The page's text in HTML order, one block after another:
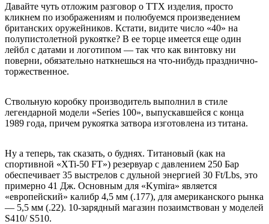
Давайте чуть отложим разговор о ТТХ изделия, просто
кликнем по изображениям и полюбуемся произведением
британских оружейников. Кстати, видите число «40» на
полупистолетной рукоятке? В ее торце имеется еще один
лейбл с датами и логотипом — так что как винтовку ни
поверни, обязательно наткнешься на что-нибудь празднично-
торжественное.
Ствольную коробку производитель выполнил в стиле
легендарной модели «Series 100», выпускавшейся с конца
1989 года, причем рукоятка затвора изготовлена из титана.
Ну а теперь, так сказать, о буднях. Титановый (как на
спортивной «XTi-50 FT») резервуар с давлением 250 Бар
обеспечивает 35 выстрелов с дульной энергией 30 Ft/Lbs, это
примерно 41 Дж. Основным для «Kymira» является
«европейский» калибр 4,5 мм (.177), для американского рынка
— 5,5 мм (.22). 10-зарядный магазин позаимствован у моделей
S410/ S510.